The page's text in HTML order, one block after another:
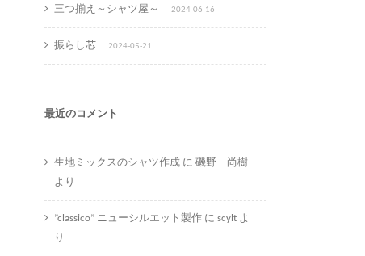
三つ揃え～シャツ屋～ 2024-06-16
振らし芯 2024-05-21
最近のコメント
生地ミックスのシャツ作成 に 磯野 尚樹
より
”classico” ニューシルエット製作 に scylt よ
り